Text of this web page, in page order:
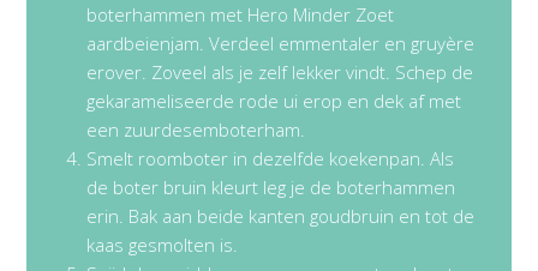
boterhammen met Hero Minder Zoet
aardbeienjam. Verdeel emmentaler en gruyère
erover. Zoveel als je zelf lekker vindt. Schep de
gekarameliseerde rode ui erop en dek af met
een zuurdesemboterham.
Smelt roomboter in dezelfde koekenpan. Als
de boter bruin kleurt leg je de boterhammen
erin. Bak aan beide kanten goudbruin en tot de
kaas gesmolten is.